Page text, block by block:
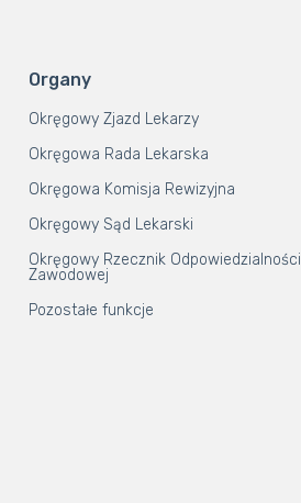
Organy
Okręgowy Zjazd Lekarzy
Okręgowa Rada Lekarska
Okręgowa Komisja Rewizyjna
Okręgowy Sąd Lekarski
Okręgowy Rzecznik Odpowiedzialności
Zawodowej
Pozostałe funkcje